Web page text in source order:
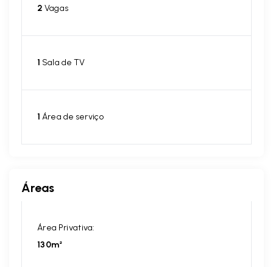
2 Vagas
1 Sala de TV
1 Área de serviço
Áreas
Área Privativa:
130m²